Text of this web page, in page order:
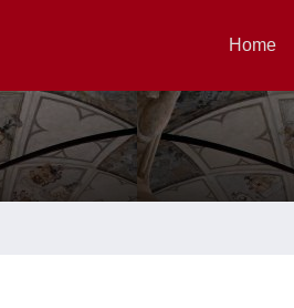
Home